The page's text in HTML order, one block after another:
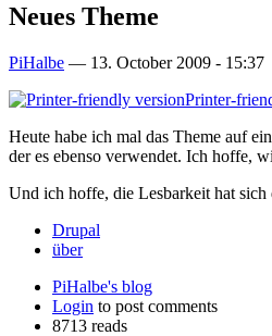
Neues Theme
PiHalbe — 13. October 2009 - 15:37
Printer-
Heute habe ich mal das Theme auf
der es ebenso verwendet. Ich hoffe,
Und ich hoffe, die Lesbarkeit hat sich
Drupal
über
PiHalbe's blog
Login to post comments
8713 reads